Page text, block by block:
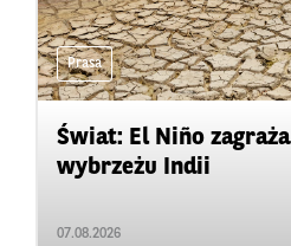
Prasa
Świat: El Niño zagraża
wybrzeżu Indii
07.08.2026